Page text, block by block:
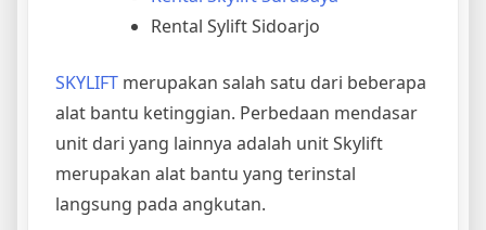
Rental Sylift Sidoarjo
SKYLIFT merupakan salah satu dari beberapa
alat bantu ketinggian. Perbedaan mendasar
unit dari yang lainnya adalah unit Skylift
merupakan alat bantu yang terinstal
langsung pada angkutan.